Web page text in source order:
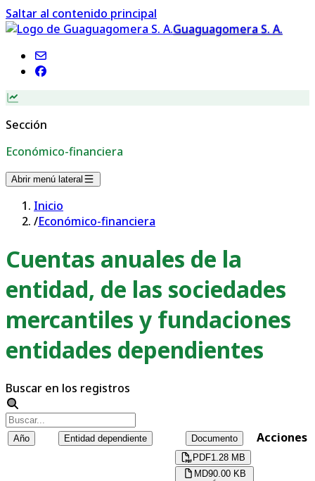
Saltar al contenido principal
Guaguagomera S. A.
Sección
Económico-financiera
Abrir menú lateral
Inicio
/Económico-financiera
Cuentas anuales de la
entidad, de las sociedades
mercantiles y fundaciones
entidades dependientes
Buscar en los registros
Año Entidad dependiente Documento Acciones
PDF1.28 MB
MD90.00 KB